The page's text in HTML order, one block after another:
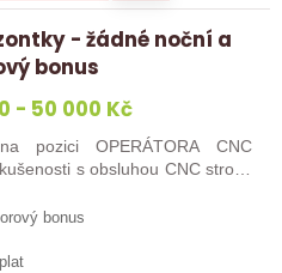
- žádné noční a
bonus
- 50 000 Kč
pozici OPERÁTORA CNC
s obsluhou CNC strojů,
bonus